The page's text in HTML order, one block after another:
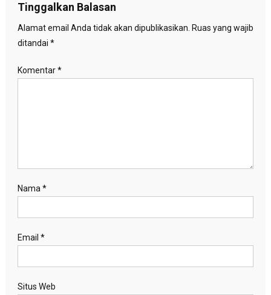
Tinggalkan Balasan
Alamat email Anda tidak akan dipublikasikan. Ruas yang wajib
ditandai *
Komentar*
Nama *
Email *
Situs Web